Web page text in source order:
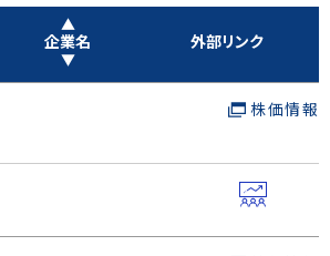
▲
企業名
▼
外部リンク
株価情報